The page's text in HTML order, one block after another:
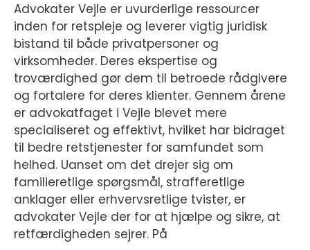
Advokater Vejle er uvurderlige ressourcer
inden for retspleje og leverer vigtig juridisk
bistand til både privatpersoner og
virksomheder. Deres ekspertise og
troværdighed gør dem til betroede rådgivere
og fortalere for deres klienter. Gennem årene
er advokatfaget i Vejle blevet mere
specialiseret og effektivt, hvilket har bidraget
til bedre retstjenester for samfundet som
helhed. Uanset om det drejer sig om
familieretlige spørgsmål, strafferetlige
anklager eller erhvervsretlige tvister, er
advokater Vejle der for at hjælpe og sikre, at
retfærdigheden sejrer. På